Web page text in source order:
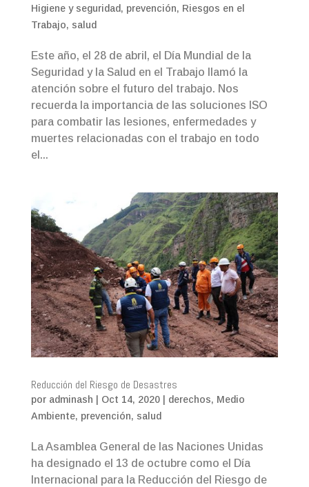
Higiene y seguridad, prevención, Riesgos en el
Trabajo, salud
Este año, el 28 de abril, el Día Mundial de la
Seguridad y la Salud en el Trabajo llamó la
atención sobre el futuro del trabajo. Nos
recuerda la importancia de las soluciones ISO
para combatir las lesiones, enfermedades y
muertes relacionadas con el trabajo en todo
el...
Reducción del Riesgo de Desastres
por adminash Oct 14, 2020| derechos, Medio
Ambiente, prevención, salud
La Asamblea General de las Naciones Unidas
ha designado el 13 de octubre como el Día
Internacional para la Reducción del Riesgo de